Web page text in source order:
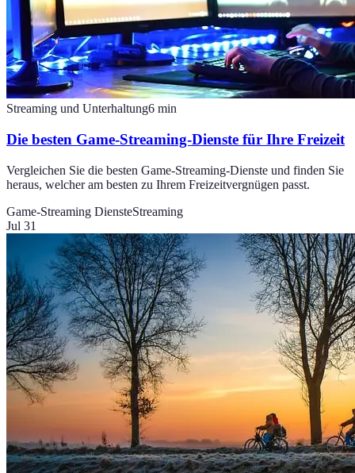
Streaming und Unterhaltung6 min
Die besten Game-Streaming-Dienste für Ihre Freizeit
Vergleichen Sie die besten Game-Streaming-Dienste und finden Sie
heraus, welcher am besten zu Ihrem Freizeitvergnügen passt.
Game-Streaming DiensteStreaming
Jul 31